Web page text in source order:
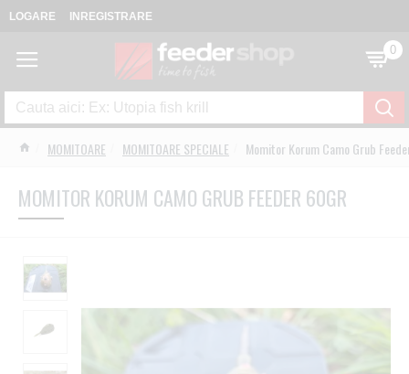
LOGARE INREGISTRARE
0
MOMITOARE MOMITOARE SPECIALE Momitor Korum Camo Grub
MOMITOR KORUM CAMO GRUB FEEDER 60GR